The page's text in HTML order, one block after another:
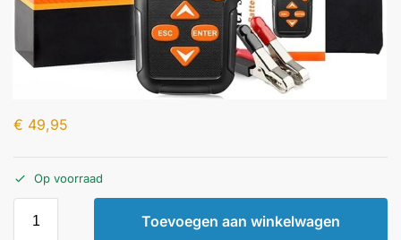
€ 49,95
Op voorraad
Toevoegen aan winkelwagen